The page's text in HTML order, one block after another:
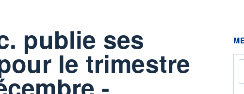
publie ses
le trimestre
-